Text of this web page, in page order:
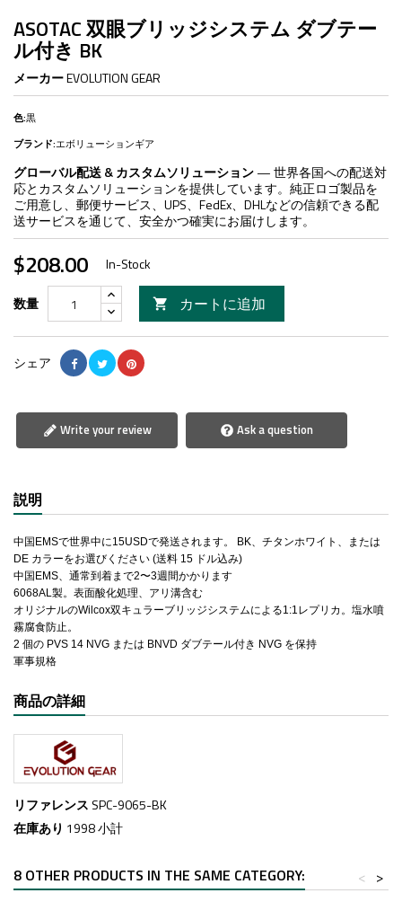
ASOTAC 双眼ブリッジシステム ダブテー
ル付き BK
メーカーEVOLUTION GEAR
色:黒
ブランド:エボリューションギア
グローバル配送 & カスタムソリューション— 世界各国への配送対
応とカスタムソリューションを提供しています。純正ロゴ製品を
ご用意し、郵便サービス、UPS、FedEx、DHLなどの信頼できる配
送サービスを通じて、安全かつ確実にお届けします。
$208.00 In-Stock
数量  カートに追加
シェア
Write your review Ask a question
説明
中国EMSで世界中に15USDで発送されます。 BK、チタンホワイト、または
DE カラーをお選びください (送料 15 ドル込み)
中国EMS、通常到着まで2〜3週間かかります
6068AL製。表面酸化処理、アリ溝含む
オリジナルのWilcox双キュラーブリッジシステムによる1:1レプリカ。塩水噴
霧腐食防止。
2 個の PVS 14 NVG または BNVD ダブテール付き NVG を保持
軍事規格
商品の詳細
リファレンス SPC-9065-BK
在庫あり 1998 小計
8 OTHER PRODUCTS IN THE SAME CATEGORY: >
<